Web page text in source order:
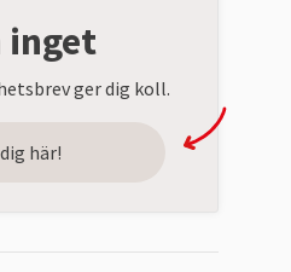
inget
ger dig koll.
här!